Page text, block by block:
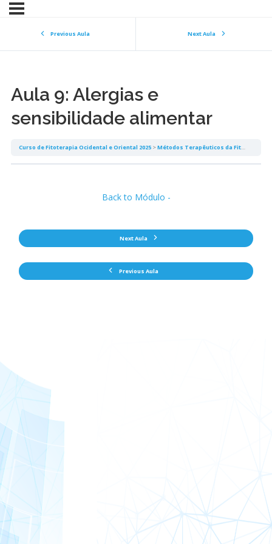
Previous Aula Next Aula
Aula 9: Alergias e
sensibilidade alimentar
Curso de Fitoterapia Ocidental e Oriental 2025 Métodos Terapêuticos da Fitoterapia I Medicina Interna
Previous Aula
Back to Módulo -
Next Aula